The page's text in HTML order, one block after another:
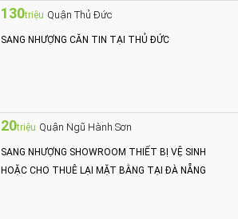
130triệu Quận Thủ Đức
SANG NHƯỢNG CĂN TIN TẠI THỦ ĐỨC
20triệu Quận Ngũ Hành Sơn
SANG NHƯỢNG SHOWROOM THIẾT BỊ VỆ SINH
HOẶC CHO THUÊ LẠI MẶT BẰNG TẠI ĐÀ NẴNG